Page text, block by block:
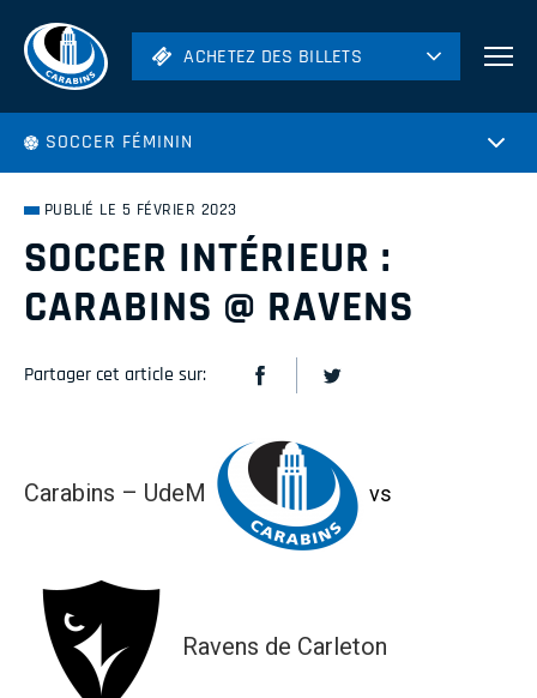
ACHETEZ DES BILLETS
Hockey
ACHETEZ DES BILLETS
SOCCER FÉMININ
PUBLIÉ LE 5 FÉVRIER 2023
SOCCER INTÉRIEUR :
CARABINS @ RAVENS
Partager cet article sur:
Carabins – UdeM vs
Ravens de Carleton